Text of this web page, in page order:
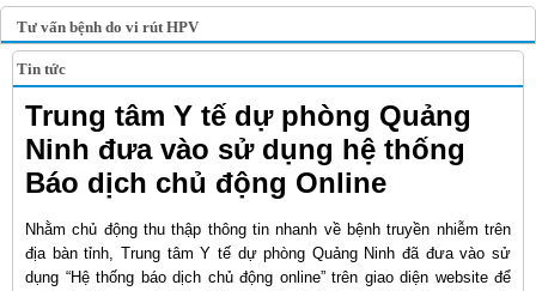
Tư vấn bệnh do vi rút HPV
Tin tức
Trung tâm Y tế dự phòng Quảng
Ninh đưa vào sử dụng hệ thống
Báo dịch chủ động Online
Nhằm chủ động thu thập thông tin nhanh về bệnh truyền nhiễm trên
địa bàn tỉnh, Trung tâm Y tế dự phòng Quảng Ninh đã đưa vào sử
dụng “Hệ thống báo dịch chủ động online” trên giao diện website để